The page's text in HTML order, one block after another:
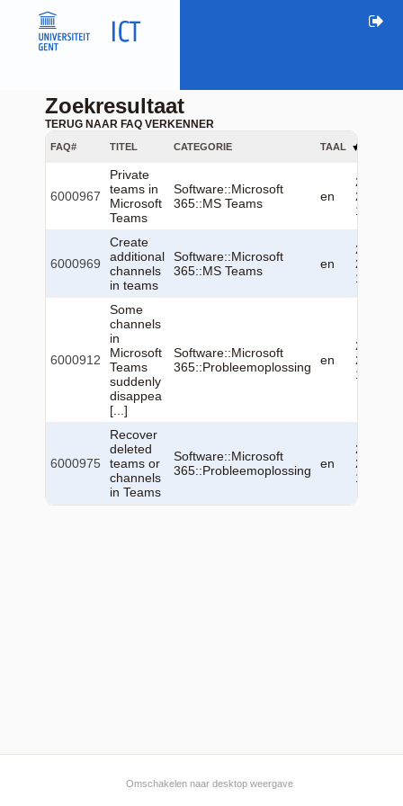
Zoekresultaat
TERUG NAAR FAQ VERKENNER
FAQ# TITEL CATEGORIE TAAL
6000967
Private
teams in
Microsoft
Teams
Software::Microsoft
365::MS Teams
en
2026-
23
6000969
Create
additional
channels
in teams
Software::Microsoft
365::MS Teams
en
2026-
23
6000912
Some
channels
in
Microsoft
Teams
suddenly
disappea
[...]
Software::Microsoft
365::Probleemoplossing
en
2026-
23
6000975
Recover
deleted
teams or
channels
in Teams
Software::Microsoft
365::Probleemoplossing
en
2026-
23
Omschakelen naar desktop weergave